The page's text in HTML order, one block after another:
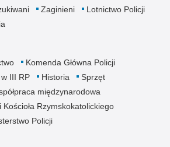
Zaginieni
Lotnictwo Policji
Komenda Główna Policji
III RP Historia
Sprzęt
międzynarodowa
Rzymskokatolickiego
Policji